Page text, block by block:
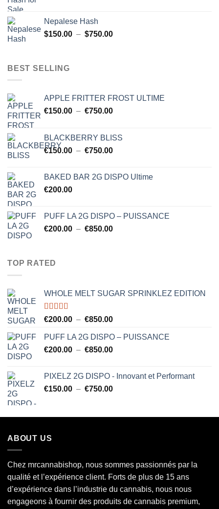
à
Nepalese Hash
$150.00 – $750.00Plage
BEST SELLING
APPLE FRITTER FROST ULTIME
€150.00 – €750.00Plage
€150.00
à
BLACKBERRY BLISS
€150.00 – €750.00Plage
€150.00
BAKED BAR 2G DISPO Ultime
€200.00
PUFF LA 2G DISPO – PUISSANCE
€200.00 – €850.00Plage
TOP RATED
WHOLE MELT SUGAR SPRINKLEZ EDITION
Note5.00
€200.00 – €850.00Plage
prix :
€200.00
PUFF LA 2G DISPO – PUISSANCE
€200.00 – €850.00Plage
€200.00
à
PIXELZ 2G DISPO - Innovant et Performant
€150.00 – €750.00Plage
€150.00
ABOUT US
Chez mrcannabishop, nous sommes passionnés par la
qualité et l’expérience client. Forts de plus de 15 ans
d’expérience dans l’industrie du cannabis, nous nous
engageons à fournir des produits de cannabis premium,